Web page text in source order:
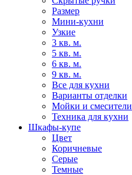
Размер
Мини-кухни
Узкие
3 кв. м.
5 кв. м.
6 кв. м.
9 кв. м.
Все для кухни
Варианты отделки
Мойки и смесители
Техника для кухни
Шкафы-купе
Цвет
Коричневые
Серые
Темные